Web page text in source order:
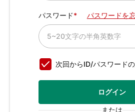
パスワード パスワードを
次回からID/パスワード
ログイン
または